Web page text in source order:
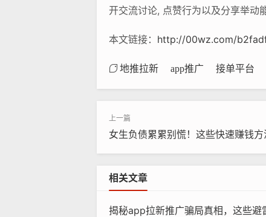
开交流讨论, 点赞行为以及分享举动
本文链接： http://00wz.com/
地推拉新 app推广 接单平台
女生负债累累别慌！这些快速赚钱
相关文章
揭秘app拉新推广骗局真相，这些避